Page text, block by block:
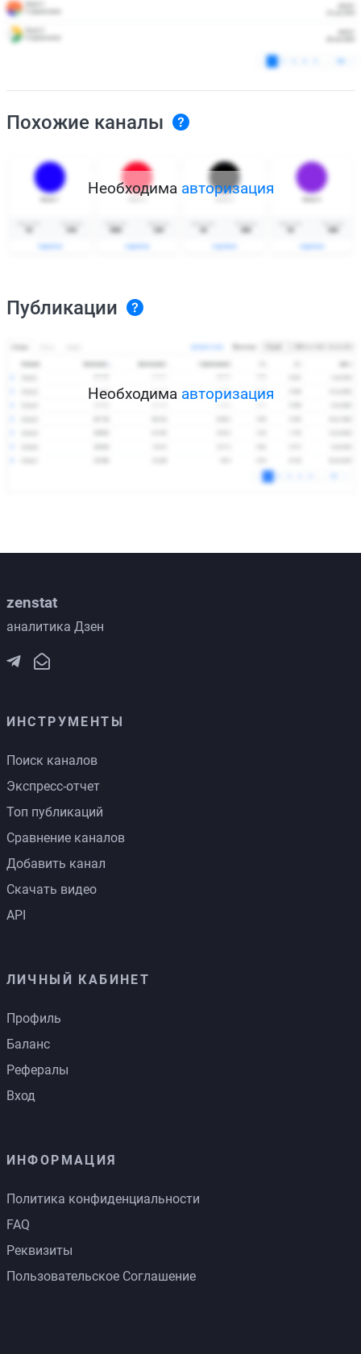
Похожие каналы
Необходима авторизация
Публикации
Необходима авторизация
zenstat
аналитика Дзен
ИНСТРУМЕНТЫ
Поиск каналов
Экспресс-отчет
Топ публикаций
Сравнение каналов
Добавить канал
Скачать видео
API
ЛИЧНЫЙ КАБИНЕТ
Профиль
Баланс
Рефералы
Вход
ИНФОРМАЦИЯ
Политика конфиденциальности
FAQ
Реквизиты
Пользовательское Соглашение